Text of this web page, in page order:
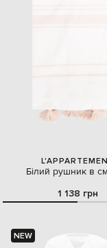
Білий рушник в
1 138 грн
NEW